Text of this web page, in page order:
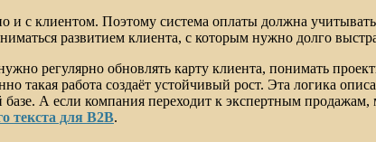
и с клиентом. Поэтому система оплаты должна
развитием клиента, с которым нужно долго
регулярно обновлять карту клиента, понимать
такая работа создаёт устойчивый рост. Эта логика
А если компания переходит к экспертным
текста для B2B.